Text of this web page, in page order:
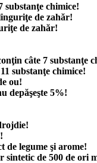
substanţe chimice!
de zahăr!
de zahăr!
câte 7 substanţe
substanţe chimice!
ou!
depăşeşte 5%!
de legume şi arome!
sintetic de 500 de ori